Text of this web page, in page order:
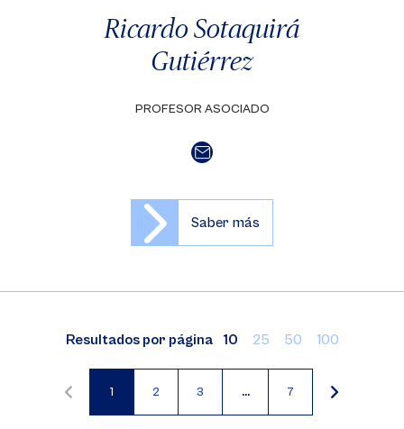
Ricardo Sotaquirá
Gutiérrez
PROFESOR ASOCIADO
Saber más
Resultados por página 10 25 50 100
Página
1
Página
2
Página
3 … 7